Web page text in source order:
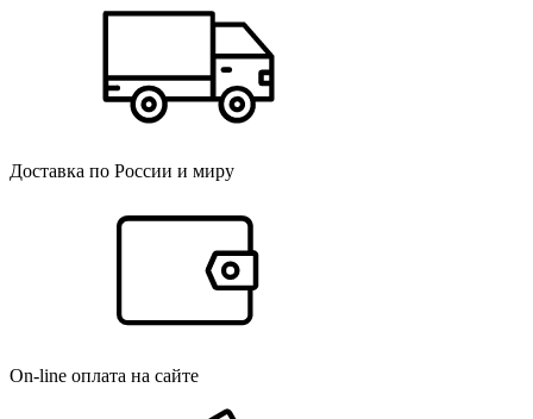
Доставка по России и миру
On-line оплата на сайте